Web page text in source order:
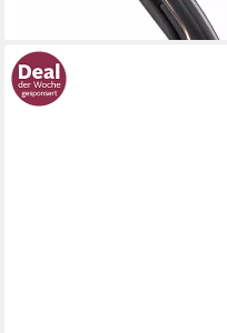
lieferbar - in 2-3 Werktagen bei dir